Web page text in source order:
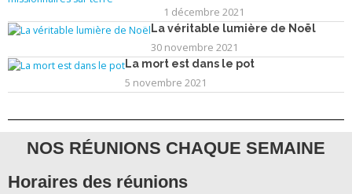
1 décembre 2021
La véritable lumière de Noël
30 novembre 2021
La mort est dans le pot
5 novembre 2021
NOS RÉUNIONS CHAQUE SEMAINE
Horaires des réunions